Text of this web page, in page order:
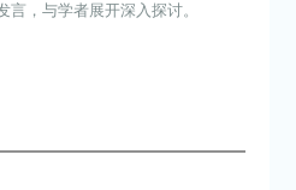
，与学者展开深入探讨。